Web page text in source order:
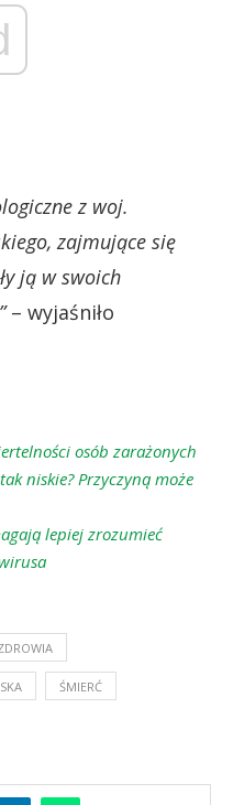
z woj.
zajmujące się
ją w swoich
– wyjaśniło
osób zarażonych
niskie? Przyczyną może
lepiej zrozumieć
ŚMIERĆ